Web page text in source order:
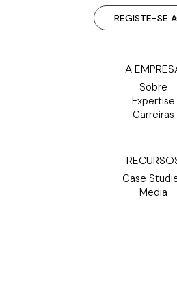
REGISTE-SE
A
Sobre
Expertise
Carreiras
Case
Media